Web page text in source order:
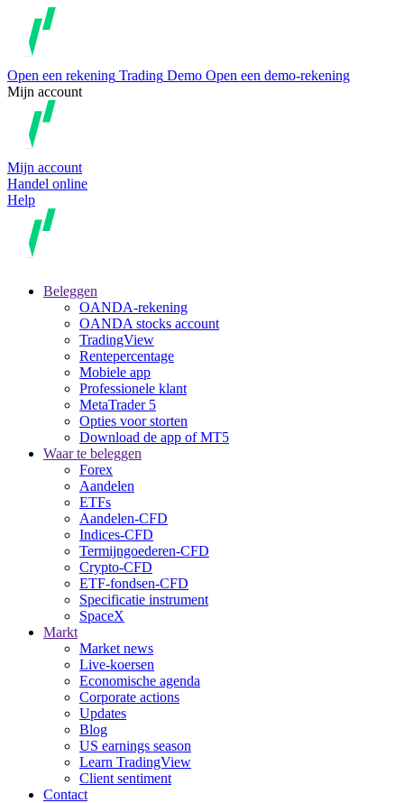
Open een rekening Trading Demo Open een demo-rekening
Mijn account
Mijn account
Handel online
Help
Beleggen
OANDA-rekening
OANDA stocks account
TradingView
Rentepercentage
Mobiele app
Professionele klant
MetaTrader 5
Opties voor storten
Download de app of MT5
Waar te beleggen
Forex
Aandelen
ETFs
Aandelen-CFD
Indices-CFD
Termijngoederen-CFD
Crypto-CFD
ETF-fondsen-CFD
Specificatie instrument
SpaceX
Markt
Market news
Live-koersen
Economische agenda
Corporate actions
Updates
Blog
US earnings season
Learn TradingView
Client sentiment
Contact